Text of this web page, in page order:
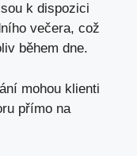
k dispozici
večera, což
během dne.
mohou klienti
přímo na‍